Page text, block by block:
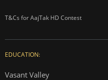
T&Cs for AajTak HD Contest
EDUCATION:
Vasant Valley